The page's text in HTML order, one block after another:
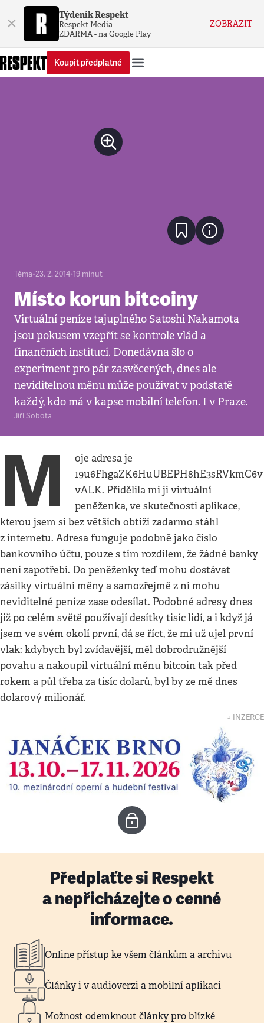
× Týdeník Respekt
Respekt Media
ZDARMA - na Google Play
ZOBRAZIT
Koupit předplatné
Téma•23. 2. 2014•19 minut
Místo korun bitcoiny
Virtuální peníze tajuplného Satoshi Nakamota
jsou pokusem vzepřít se kontrole vlád a
finančních institucí. Donedávna šlo o
experiment pro pár zasvěcených, dnes ale
neviditelnou měnu může používat v podstatě
každý, kdo má v kapse mobilní telefon. I v Praze.
Jiří Sobota
M
oje adresa je
19u6FhgaZK6HuUBEPH8hE3sRVkmC6v
vALK. Přidělila mi ji virtuální
peněženka, ve skutečnosti aplikace,
kterou jsem si bez větších obtíží zadarmo stáhl
z internetu. Adresa funguje podobně jako číslo
bankovního účtu, pouze s tím rozdílem, že žádné banky
není zapotřebí. Do peněženky teď mohu dostávat
zásilky virtuální měny a samozřejmě z ní mohu
neviditelné peníze zase odesílat. Podobné adresy dnes
již po celém světě používají desítky tisíc lidí, a i když já
jsem ve svém okolí první, dá se říct, že mi už ujel první
vlak: kdybych byl zvídavější, měl dobrodružnější
povahu a nakoupil virtuální měnu bitcoin tak před
rokem a půl třeba za tisíc dolarů, byl by ze mě dnes
dolarový milionář.
↓ INZERCE
Předplaťte si Respekt
a nepřicházejte o cenné
informace.
Online přístup ke všem článkům a archivu
Články i v audioverzi a mobilní aplikaci
Možnost odemknout články pro blízké